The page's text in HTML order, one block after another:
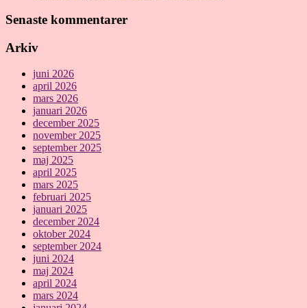
Senaste kommentarer
Arkiv
juni 2026
april 2026
mars 2026
januari 2026
december 2025
november 2025
september 2025
maj 2025
april 2025
mars 2025
februari 2025
januari 2025
december 2024
oktober 2024
september 2024
juni 2024
maj 2024
april 2024
mars 2024